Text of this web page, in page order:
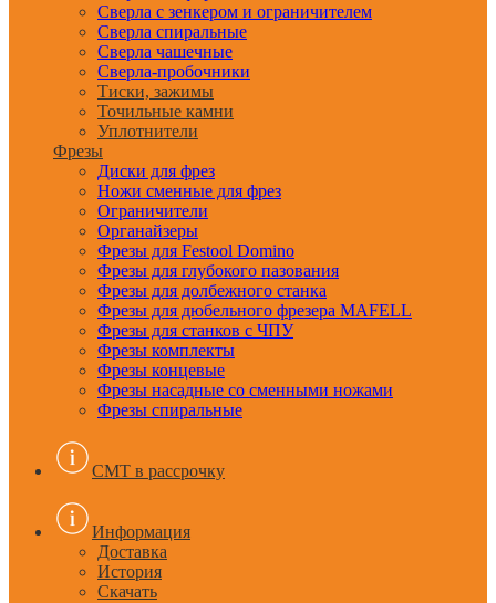
Сверла с зенкером и ограничителем
Сверла спиральные
Сверла чашечные
Сверла-пробочники
Тиски, зажимы
Точильные камни
Уплотнители
Фрезы
Диски для фрез
Ножи сменные для фрез
Ограничители
Органайзеры
Фрезы для Festool Domino
Фрезы для глубокого пазования
Фрезы для долбежного станка
Фрезы для дюбельного фрезера MAFELL
Фрезы для станков с ЧПУ
Фрезы комплекты
Фрезы концевые
Фрезы насадные со сменными ножами
Фрезы спиральные
CMT в рассрочку
Информация
Доставка
История
Скачать